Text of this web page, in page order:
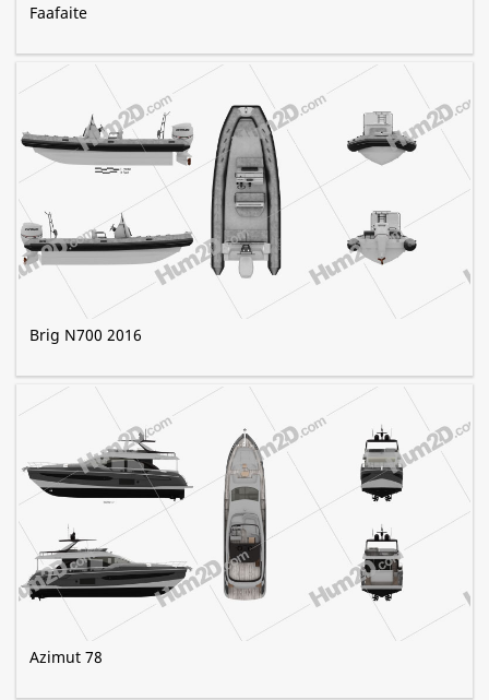
Faafaite
Brig N700 2016
Azimut 78